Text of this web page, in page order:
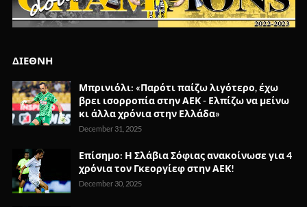
ΔΙΕΘΝΗ
Μπρινιόλι: «Παρότι παίζω λιγότερο, έχω
βρει ισορροπία στην ΑΕΚ - Ελπίζω να μείνω
κι άλλα χρόνια στην Ελλάδα»
December 31, 2025
Επίσημο: Η Σλάβια Σόφιας ανακοίνωσε για 4
χρόνια τον Γκεοργίεφ στην ΑΕΚ!
December 30, 2025